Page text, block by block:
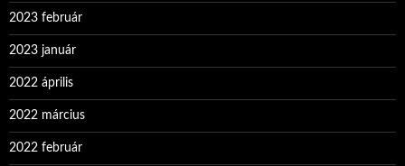
2023 február
2023 január
2022 április
2022 március
2022 február